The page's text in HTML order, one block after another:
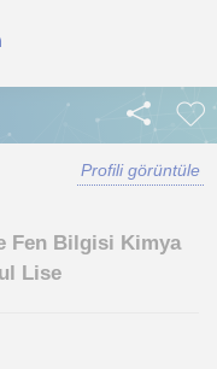
Profili görüntüle
Fen Bilgisi Kimya
Lise